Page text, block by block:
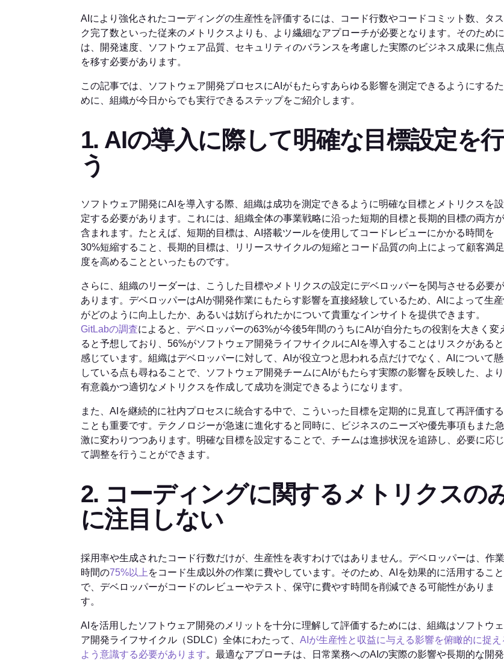
AIにより強化されたコーディングの生産性を評価するには、コード行数やコードコミット数、タス
ク完了数といった従来のメトリクスよりも、より繊細なアプローチが必要となります。そのために
は、開発速度、ソフトウェア品質、セキュリティのバランスを考慮した実際のビジネス成果に焦点
を移す必要があります。
この記事では、ソフトウェア開発プロセスにAIがもたらすあらゆる影響を測定できるようにするた
めに、組織が今日からでも実行できるステップをご紹介します。
1. AIの導入に際して明確な目標設定を行
う
ソフトウェア開発にAIを導入する際、組織は成功を測定できるように明確な目標とメトリクスを設
定する必要があります。これには、組織全体の事業戦略に沿った短期的目標と長期的目標の両方が
含まれます。たとえば、短期的目標は、AI搭載ツールを使用してコードレビューにかかる時間を
30%短縮すること、長期的目標は、リリースサイクルの短縮とコード品質の向上によって顧客満足
度を高めることといったものです。
さらに、組織のリーダーは、こうした目標やメトリクスの設定にデベロッパーを関与させる必要が
あります。デベロッパーはAIが開発作業にもたらす影響を直接経験しているため、AIによって生
がどのように向上したか、あるいは妨げられたかについて貴重なインサイトを提供できます。
GitLabの調査によると、デベロッパーの63%が今後5年間のうちにAIが自分たちの役割を大きく変
ると予想しており、56%がソフトウェア開発ライフサイクルにAIを導入することはリスクがあると
感じています。組織はデベロッパーに対して、AIが役立つと思われる点だけでなく、AIについて
している点も尋ねることで、ソフトウェア開発チームにAIがもたらす実際の影響を反映した、より
有意義かつ適切なメトリクスを作成して成功を測定できるようになります。
また、AIを継続的に社内プロセスに統合する中で、こういった目標を定期的に見直して再評価する
ことも重要です。テクノロジーが急速に進化すると同時に、ビジネスのニーズや優先事項もまた急
激に変わりつつあります。明確な目標を設定することで、チームは進捗状況を追跡し、必要に応じ
て調整を行うことができます。
2. コーディングに関するメトリクスの
に注目しない
採用率や生成されたコード行数だけが、生産性を表すわけではありません。デベロッパーは、作業
時間の75%以上 をコード生成以外の作業に費やしています。そのため、AIを効果的に活用すること
で、デベロッパーがコードのレビューやテスト、保守に費やす時間を削減できる可能性がありま
す。
AIを活用したソフトウェア開発のメリットを十分に理解して評価するためには、組織はソフトウェ
ア開発ライフサイクル（SDLC）全体にわたって、 AIが生産性と収益に与える影響を俯瞰的に捉え
よう意識する必要があります。最適なアプローチは、日常業務へのAIの実際の影響や長期的な開発